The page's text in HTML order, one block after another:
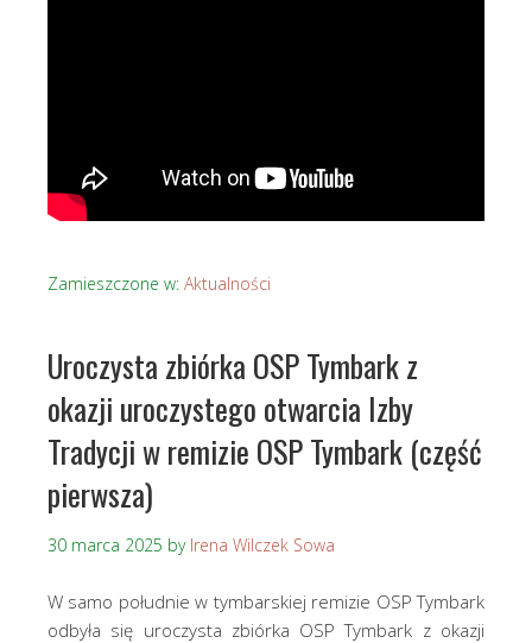
Zamieszczone w: Aktualności
Uroczysta zbiórka OSP Tymbark z
okazji uroczystego otwarcia Izby
Tradycji w remizie OSP Tymbark (część
pierwsza)
30 marca 2025 by Irena Wilczek Sowa
W samo południe w tymbarskiej remizie OSP Tymbark
odbyła się uroczysta zbiórka OSP Tymbark z okazji